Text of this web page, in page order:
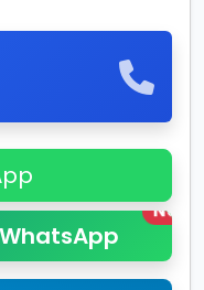
WhatsApp
New